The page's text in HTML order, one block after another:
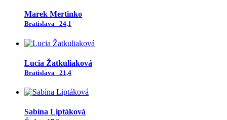
Marek Mertinko
Bratislava 24,1
Lucia Žatkuliaková
Bratislava 21,4
Sabína Liptáková